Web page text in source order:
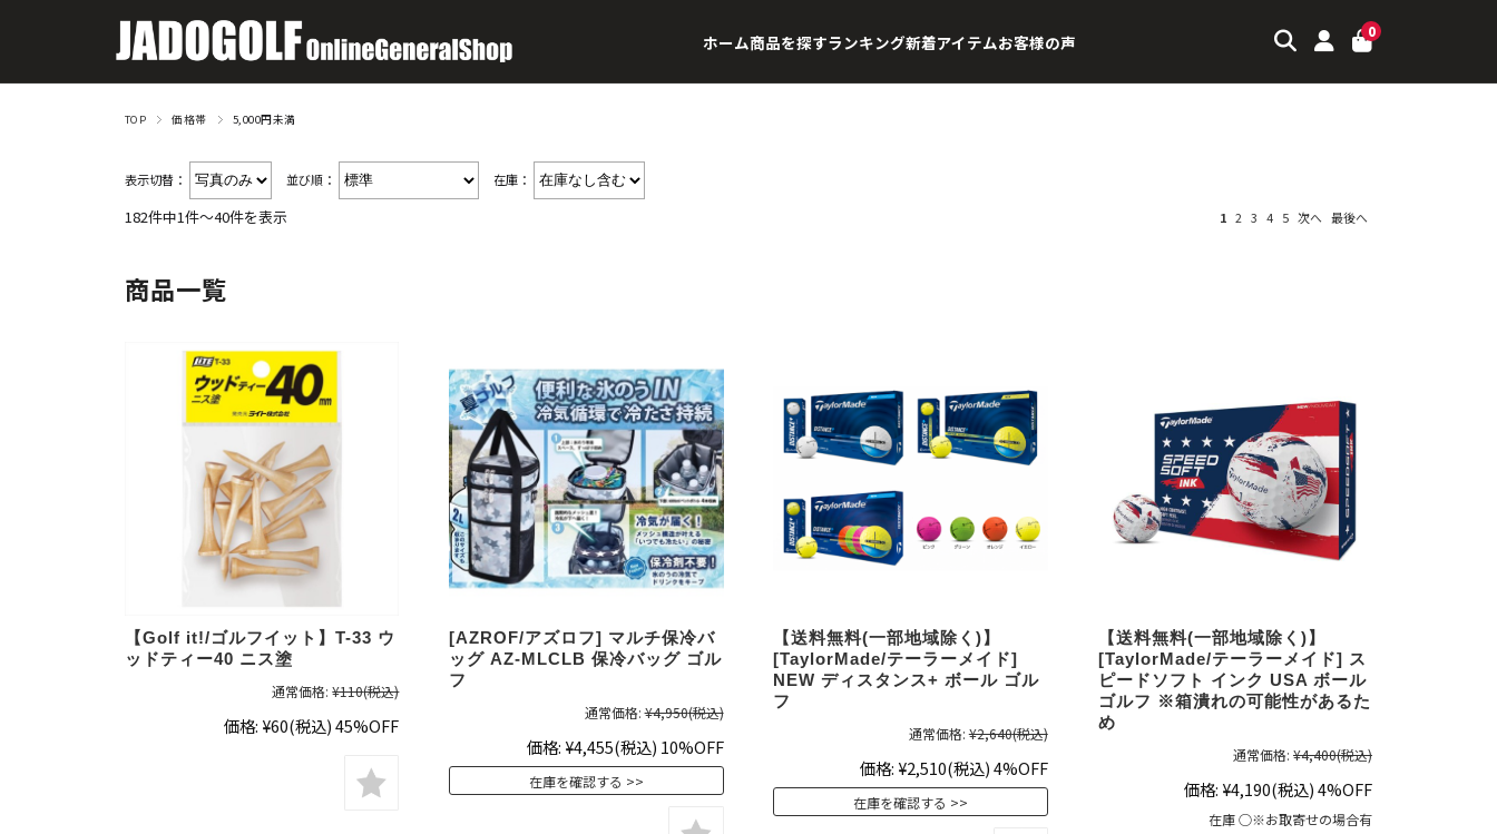
ホーム商品を探すランキング新着アイテムお客様の声 0
TOP 価格帯 5,000円未満
表示切替： 並び順： 在庫：
182件中1件～40件を表示 1 2 3 4 5 次へ 最後へ
商品一覧
【Golf it!/ゴルフイット】T-33 ウ
ッドティー40 ニス塗
通常価格: ¥110(税込)
価格: ¥60(税込) 45%OFF
[AZROF/アズロフ] マルチ保冷バ
ッグ AZ-MLCLB 保冷バッグ ゴル
フ
通常価格: ¥4,950(税込)
価格: ¥4,455(税込) 10%OFF
在庫を確認する
【送料無料(一部地域除く)】
[TaylorMade/テーラーメイド]
NEW ディスタンス+ ボール ゴル
フ
通常価格: ¥2,640(税込)
価格: ¥2,510(税込)4%OFF
在庫を確認する
【送料無料(一部地域除く)】
[TaylorMade/テーラーメイド] ス
ピードソフト インク USA ボール
ゴルフ ※箱潰れの可能性があるた
め
通常価格: ¥4,400(税込)
価格: ¥4,190(税込)4%OFF
在庫 ○※お取寄せの場合有